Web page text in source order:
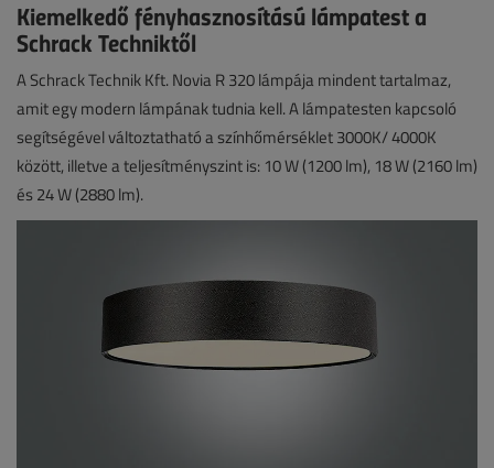
Kiemelkedő fényhasznosítású lámpatest a
Schrack Techniktől
A Schrack Technik Kft. Novia R 320 lámpája mindent tartalmaz,
amit egy modern lámpának tudnia kell. A lámpatesten kapcsoló
segítségével változtatható a színhőmérséklet 3000K/ 4000K
között, illetve a teljesítményszint is: 10 W (1200 lm), 18 W (2160 lm)
és 24 W (2880 lm).